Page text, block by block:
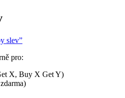
slev”
pro:
X, Buy X Get Y)